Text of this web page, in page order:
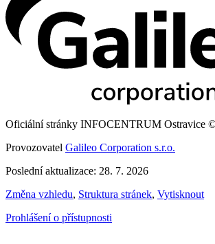
Oficiální stránky INFOCENTRUM Ostravice
Provozovatel Galileo Corporation s.r.o.
Poslední aktualizace: 28. 7. 2026
Změna vzhledu, Struktura stránek, Vytisknout
Prohlášení o přístupnosti